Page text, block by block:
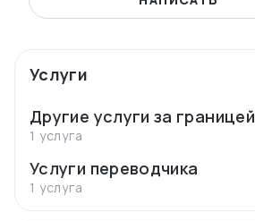
Услуги
Другие услуги за границей
1 услуга
Услуги переводчика
1 услуга